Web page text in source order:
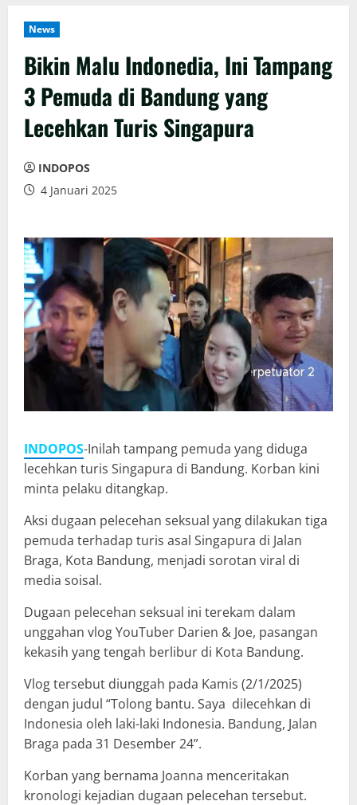
News
Bikin Malu Indonedia, Ini Tampang
3 Pemuda di Bandung yang
Lecehkan Turis Singapura
INDOPOS
4 Januari 2025
INDOPOS-Inilah tampang pemuda yang diduga
lecehkan turis Singapura di Bandung. Korban kini
minta pelaku ditangkap.
Aksi dugaan pelecehan seksual yang dilakukan tiga
pemuda terhadap turis asal Singapura di Jalan
Braga, Kota Bandung, menjadi sorotan viral di
media soisal.
Dugaan pelecehan seksual ini terekam dalam
unggahan vlog YouTuber Darien & Joe, pasangan
kekasih yang tengah berlibur di Kota Bandung.
Vlog tersebut diunggah pada Kamis (2/1/2025)
dengan judul “Tolong bantu. Saya dilecehkan di
Indonesia oleh laki-laki Indonesia. Bandung, Jalan
Braga pada 31 Desember 24”.
Korban yang bernama Joanna menceritakan
kronologi kejadian dugaan pelecehan tersebut.